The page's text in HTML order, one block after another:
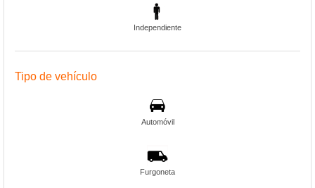
Independiente
Tipo de vehículo
Automóvil
Furgoneta